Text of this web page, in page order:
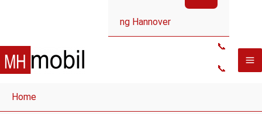
ng Hannover
📞
📞
Home